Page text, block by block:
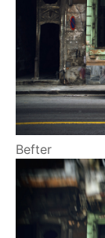
Befter